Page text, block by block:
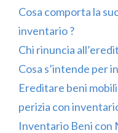
Cosa comporta la
inventario ?
Chi rinuncia
Cosa s’intende per
Ereditare beni
perizia con
Inventario Beni con